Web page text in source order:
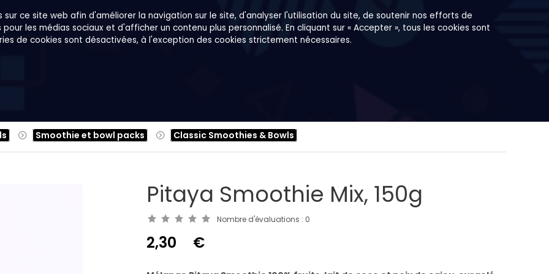
sur ce site web afin d'améliorer la navigation sur le site, d'analyser l'utilisation du site, de soutenir nos efforts de
les médias sociaux et d'afficher un contenu plus personnalisé. En cliquant sur « Accepter », tous les cookies sont
de cookies sont désactivées, à l'exception des cookies strictement nécessaires.
Smoothie et bowl packs Classic Smoothies & Bowls
Pitaya Smoothie Mix, 150g
Nombre d'évaluations : 0
2,30 €